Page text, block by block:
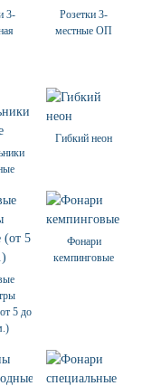
3-
Розетки 3-
местные ОП
Гибкий неон
5 до
Фонари
кемпинговые